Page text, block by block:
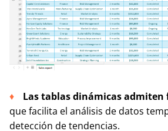
Las tablas dinámicas admiten
que facilita el análisis de datos
detección de tendencias.